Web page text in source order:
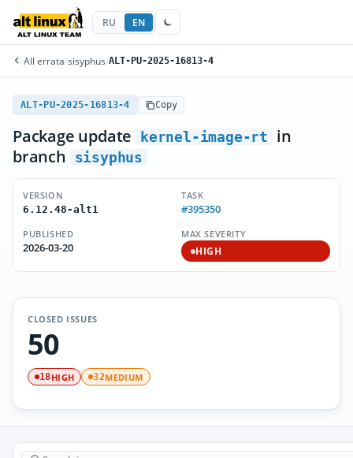
RU EN
All errata/sisyphus/ALT-PU-2025-16813-4
ALT-PU-2025-16813-4 Copy
Package update kernel-image-rt
in
branch
sisyphus
VERSION
6.12.48-alt1
TASK
#395350
PUBLISHED
2026-03-20
MAX SEVERITY
HIGH
CLOSED ISSUES
50
18HIGH 32MEDIUM